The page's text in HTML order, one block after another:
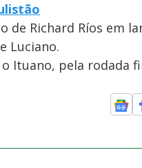
de Richard Ríos em
Luciano.
Ituano, pela rodada